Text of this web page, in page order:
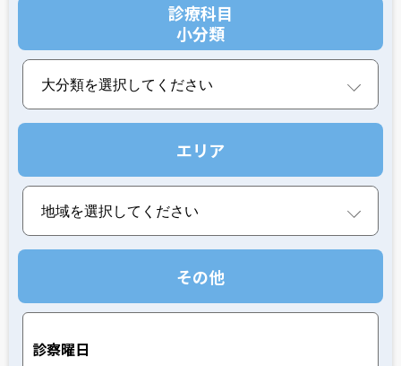
診療科目
小分類
エリア
その他
診察曜日